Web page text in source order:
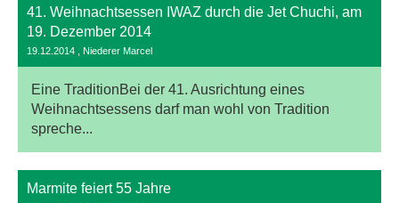
41. Weihnachtsessen IWAZ durch die Jet Chuchi, am
19. Dezember 2014
19.12.2014 , Niederer Marcel
Eine TraditionBei der 41. Ausrichtung eines
Weihnachtsessens darf man wohl von Tradition
spreche...
Marmite feiert 55 Jahre